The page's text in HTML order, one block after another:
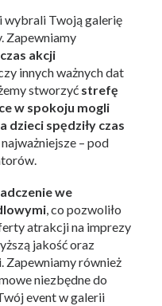
wybrali Twoją galerię
Zapewniamy
akcji
innych ważnych dat
stworzyć strefę
w spokoju mogli
dzieci spędziły czas
– pod
we
, co pozwoliło
atrakcji na imprezy
jakość oraz
Zapewniamy również
niezbędne do
event w galerii